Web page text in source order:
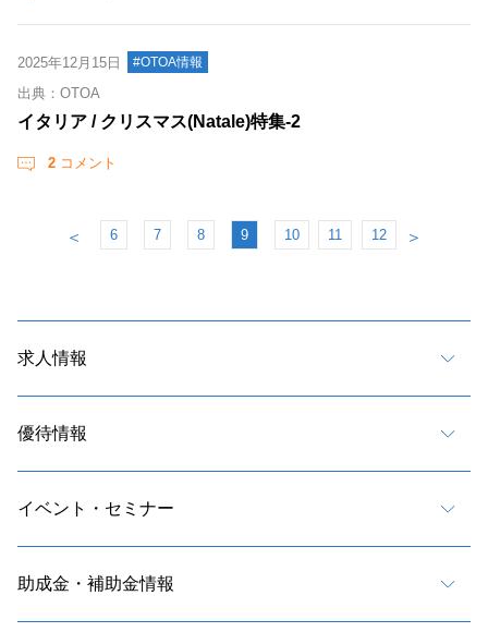
2025年12月15日 #OTOA情報
出典：OTOA
イタリア / クリスマス(Natale)特集‐2
2 コメント
＜ 6 7 8 9 10 11 12 ＞
求人情報
優待情報
イベント・セミナー
助成金・補助金情報